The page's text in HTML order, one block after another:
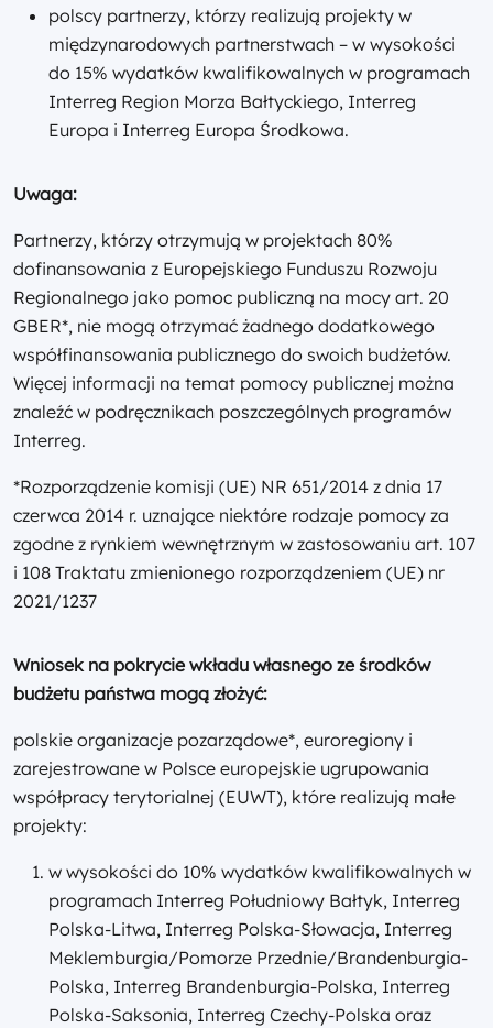
polscy partnerzy, którzy realizują projekty w
międzynarodowych partnerstwach – w wysokości
do 15% wydatków kwalifikowalnych w programach
Interreg Region Morza Bałtyckiego, Interreg
Europa i Interreg Europa Środkowa.
Uwaga:
Partnerzy, którzy otrzymują w projektach 80%
dofinansowania z Europejskiego Funduszu Rozwoju
Regionalnego jako pomoc publiczną na mocy art. 20
GBER*, nie mogą otrzymać żadnego dodatkowego
współfinansowania publicznego do swoich budżetów.
Więcej informacji na temat pomocy publicznej można
znaleźć w podręcznikach poszczególnych programów
Interreg.
*Rozporządzenie komisji (UE) NR 651/2014 z dnia 17
czerwca 2014 r. uznające niektóre rodzaje pomocy za
zgodne z rynkiem wewnętrznym w zastosowaniu art. 107
i 108 Traktatu zmienionego rozporządzeniem (UE) nr
2021/1237
Wniosek na pokrycie wkładu własnego ze środków
budżetu państwa mogą złożyć:
polskie organizacje pozarządowe*, euroregiony i
zarejestrowane w Polsce europejskie ugrupowania
współpracy terytorialnej (EUWT), które realizują małe
projekty:
w wysokości do 10% wydatków kwalifikowalnych w
programach Interreg Południowy Bałtyk, Interreg
Polska-Litwa, Interreg Polska-Słowacja, Interreg
Meklemburgia/Pomorze Przednie/Brandenburgia-
Polska, Interreg Brandenburgia-Polska, Interreg
Polska-Saksonia, Interreg Czechy-Polska oraz